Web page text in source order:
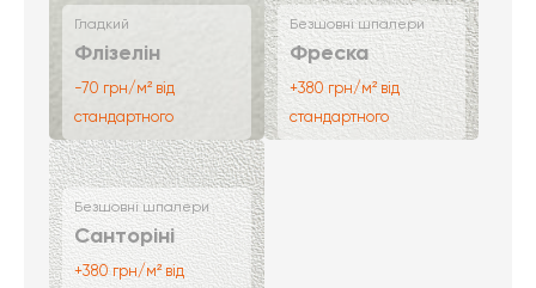
Гладкий
Флізелін
-70 грн/м² від
стандартного
Безшовні шпалери
Фреска
+380 грн/м² від
стандартного
Безшовні шпалери
Санторіні
+380 грн/м² від